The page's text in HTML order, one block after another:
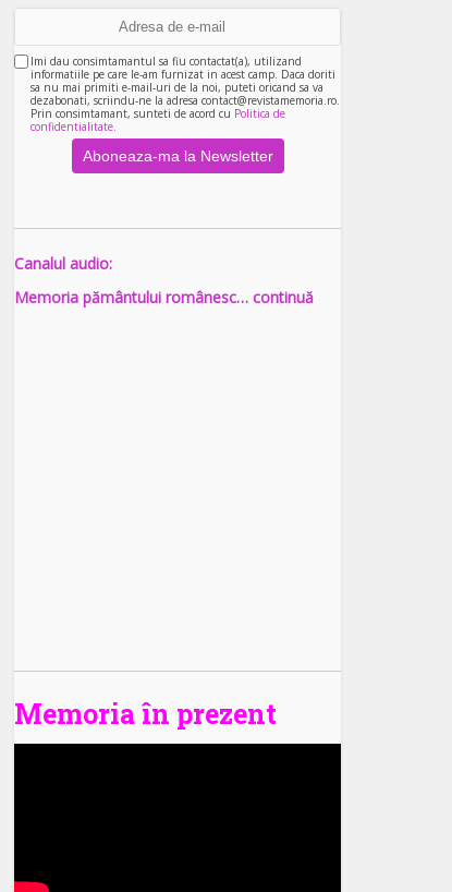
Imi dau consimtamantul sa fiu contactat(a), utilizand
informatiile pe care le-am furnizat in acest camp. Daca doriti
sa nu mai primiti e-mail-uri de la noi, puteti oricand sa va
dezabonati, scriindu-ne la adresa contact@revistamemoria.ro.
Prin consimtamant, sunteti de acord cu Politica de
confidentialitate.
Canalul audio:
Memoria pământului românesc… continuă
Memoria în prezent